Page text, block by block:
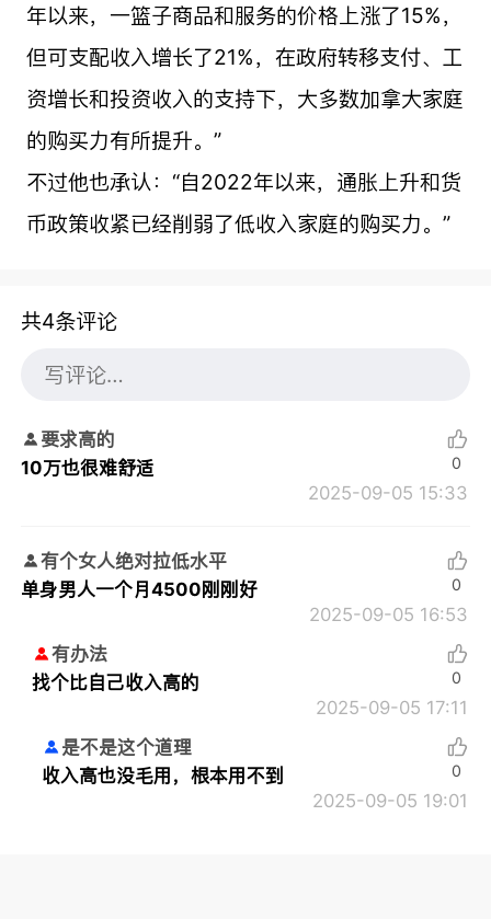
年以来，一篮子商品和服务的价格上涨了15%，
但可支配收入增长了21%，在政府转移支付、工
资增长和投资收入的支持下，大多数加拿大家庭
的购买力有所提升。”
不过他也承认：“自2022年以来，通胀上升和货
币政策收紧已经削弱了低收入家庭的购买力。”
共4条评论
要求高的
10万也很难舒适
2025-09-05 15:33
0
有个女人绝对拉低水平
单身男人一个月4500刚刚好
2025-09-05 16:53
0
有办法
找个比自己收入高的
2025-09-05 17:11
0
是不是这个道理
收入高也没毛用，根本用不到
2025-09-05 19:01
0